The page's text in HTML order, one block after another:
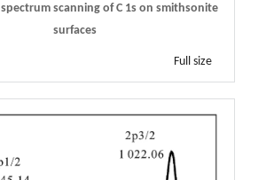
scanning of C 1s on smithsonite
surfaces
Full size